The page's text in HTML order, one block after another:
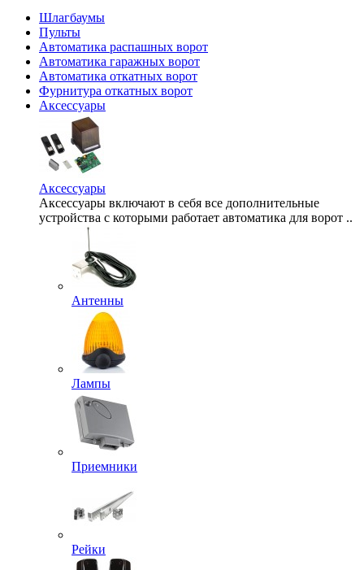
Шлагбаумы
Пульты
Автоматика распашных ворот
Автоматика гаражных ворот
Автоматика откатных ворот
Фурнитура откатных ворот
Аксессуары
Аксессуары
Аксессуары включают в себя все дополнительные
устройства с которыми работает автоматика для ворот ..
Антенны
Лампы
Приемники
Рейки